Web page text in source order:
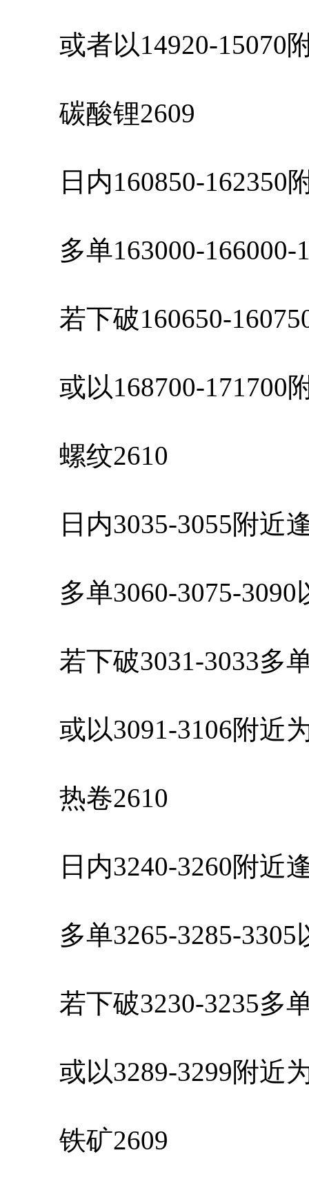
或者以14920-15070
碳酸锂2609
日内160850-162350
多单163000-166000-
若下破160650-
或以168700-171700
螺纹2610
日内3035-3055附近
多单3060-3075-3090
若下破3031-3033多
或以3091-3106附近
热卷2610
日内3240-3260附近
多单3265-3285-3305
若下破3230-3235多
或以3289-3299附近
铁矿2609